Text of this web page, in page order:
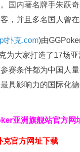
国内著名牌手朱跃
，并且多名国人曾在
扑克.com)由
为大家打造了17场
赛条件都为中国人
具影响力的国际化
亚洲旗舰站官方网
克官方网址下载